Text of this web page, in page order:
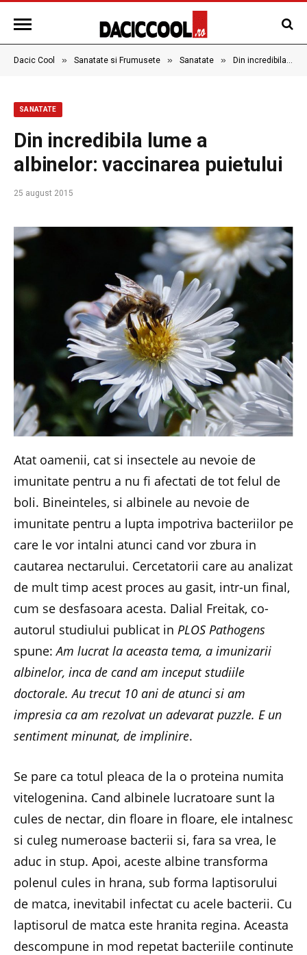
Dacic Cool » Sanatate si Frumusete » Sanatate » Din incredibila lume a albinelor: vaccinarea puietului
SANATATE
Din incredibila lume a
albinelor: vaccinarea puietului
25 august 2015
Atat oamenii, cat si insectele au nevoie de
imunitate pentru a nu fi afectati de tot felul de
boli. Bineinteles, si albinele au nevoie de
imunitate pentru a lupta impotriva bacteriilor pe
care le vor intalni atunci cand vor zbura in
cautarea nectarului. Cercetatorii care au analizat
de mult timp acest proces au gasit, intr-un final,
cum se desfasoara acesta. Dalial Freitak, co-
autorul studiului publicat in PLOS Pathogens
spune:Am lucrat la aceasta tema, a imunizarii
albinelor, inca de cand am inceput studiile
doctorale. Au trecut 10 ani de atunci si am
impresia ca am rezolvat un adevarat puzzle. E un
sentiment minunat, de implinire.
Se pare ca totul pleaca de la o proteina numita
vitelogenina. Cand albinele lucratoare sunt la
cules de nectar, din floare in floare, ele intalnesc
si culeg numeroase bacterii si, fara sa vrea, le
aduc in stup. Apoi, aceste albine transforma
polenul cules in hrana, sub forma laptisorului
de matca, inevitabil infectat cu acele bacterii. Cu
laptisorul de matca este hranita regina. Aceasta
descompune in mod repetat bacteriile continute